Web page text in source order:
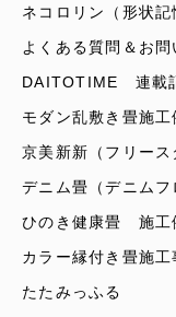
ネコロリン（形状記
よくある質問＆お問
DAITOTIME 連載
モダン乱敷き畳施工
京美新新（フリース
デニム畳（デニムフ
ひのき健康畳 施工
カラー縁付き畳施工
たたみっふる